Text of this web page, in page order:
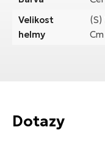
Velikost
helmy
(S)
Cm
Dotazy